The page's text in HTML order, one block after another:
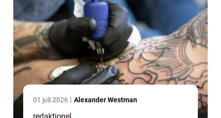
01 juli 2026 Alexander Westman